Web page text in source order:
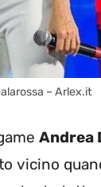
– Arlex.it
Andrea
vicino